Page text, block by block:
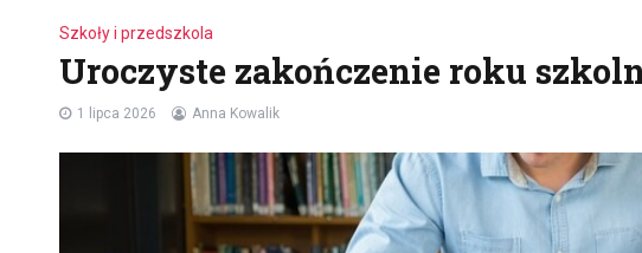
Szkoły i przedszkola
Uroczyste zakończenie roku
1 lipca 2026 Anna Kowalik